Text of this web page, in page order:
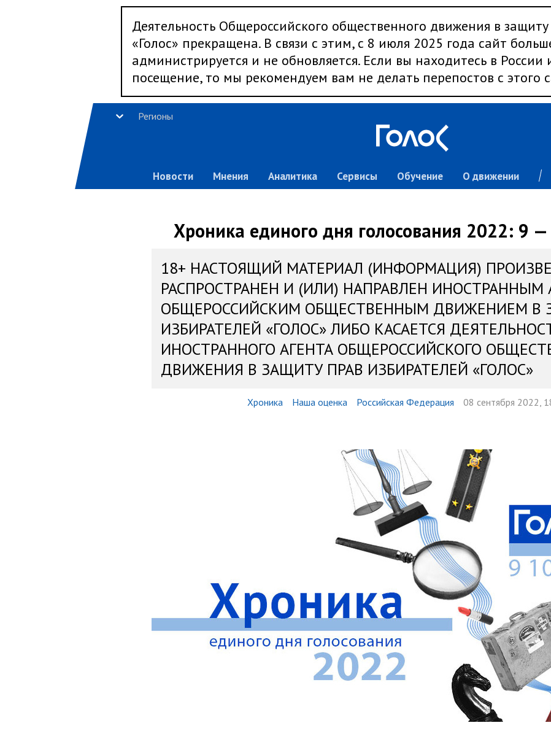
Деятельность Общероссийского общественного движения в
«Голос» прекращена. В связи с этим, с 8 июля 2025 года сайт
администрируется и не обновляется. Если вы находитесь в России
посещение, то мы рекомендуем вам не делать перепостов с этого
Регионы
Новости Мнения Аналитика Сервисы Обучение О движении
Хроника единого дня голосования 2022: 9 —
18+ НАСТОЯЩИЙ МАТЕРИАЛ (ИНФОРМАЦИЯ)
РАСПРОСТРАНЕН И (ИЛИ) НАПРАВЛЕН ИНОСТРАННЫМ
ОБЩЕРОССИЙСКИМ ОБЩЕСТВЕННЫМ ДВИЖЕНИЕМ В
ИЗБИРАТЕЛЕЙ «ГОЛОС» ЛИБО КАСАЕТСЯ
ИНОСТРАННОГО АГЕНТА ОБЩЕРОССИЙСКОГО
ДВИЖЕНИЯ В ЗАЩИТУ ПРАВ ИЗБИРАТЕЛЕЙ «ГОЛОС»
Хроника Наша оценка Российская Федерация 08 сентября 2022,